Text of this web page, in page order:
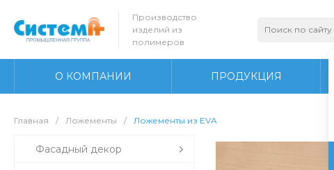
Производство
изделий из
полимеров
О КОМПАНИИ ПРОДУКЦИЯ
Главная / Ложементы / Ложементы из EVA
Фасадный декор